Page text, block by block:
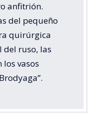
anfitrión.
del pequeño
quirúrgica
del ruso, las
vasos